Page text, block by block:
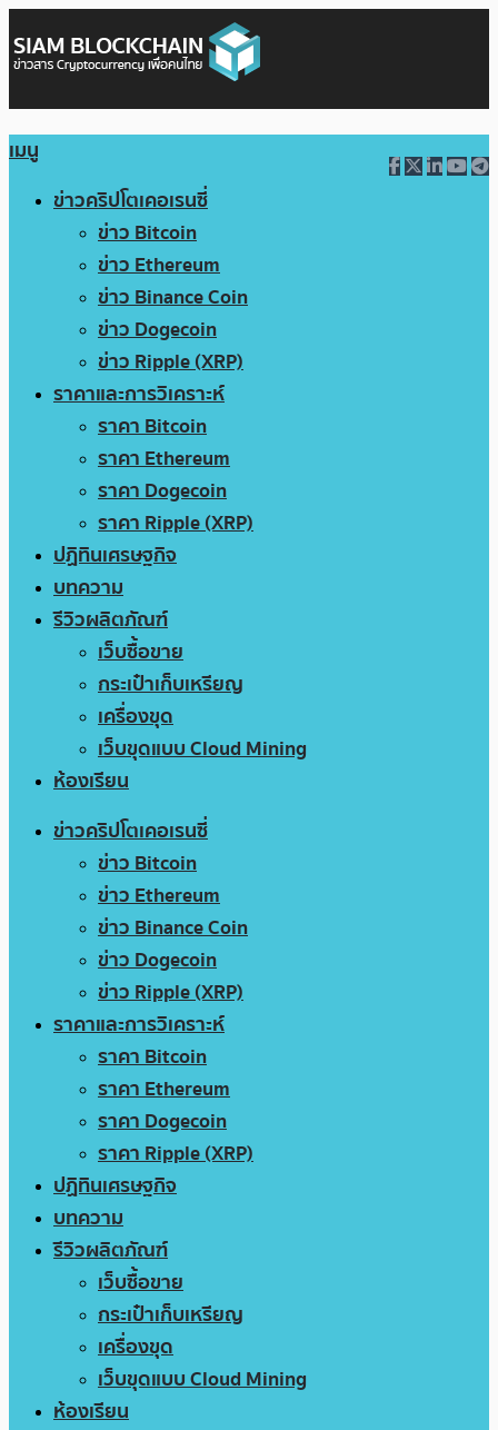
เมนู
ข่าวคริปโตเคอเรนซี่
ข่าว Bitcoin
ข่าว Ethereum
ข่าว Binance Coin
ข่าว Dogecoin
ข่าว Ripple (XRP)
ราคาและการวิเคราะห์
ราคา Bitcoin
ราคา Ethereum
ราคา Dogecoin
ราคา Ripple (XRP)
ปฏิทินเศรษฐกิจ
บทความ
รีวิวผลิตภัณฑ์
เว็บซื้อขาย
กระเป๋าเก็บเหรียญ
เครื่องขุด
เว็บขุดแบบ Cloud Mining
ห้องเรียน
ข่าวคริปโตเคอเรนซี่
ข่าว Bitcoin
ข่าว Ethereum
ข่าว Binance Coin
ข่าว Dogecoin
ข่าว Ripple (XRP)
ราคาและการวิเคราะห์
ราคา Bitcoin
ราคา Ethereum
ราคา Dogecoin
ราคา Ripple (XRP)
ปฏิทินเศรษฐกิจ
บทความ
รีวิวผลิตภัณฑ์
เว็บซื้อขาย
กระเป๋าเก็บเหรียญ
เครื่องขุด
เว็บขุดแบบ Cloud Mining
ห้องเรียน